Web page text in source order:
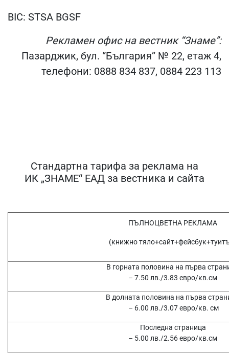
BIC: STSA BGSF
Рекламен офис на вестник “Знаме”:
Пазарджик, бул. “България” № 22, етаж 4,
телефони: 0888 834 837, 0884 223 113
Стандартна тарифа за реклама на
ИК „ЗНАМЕ“ ЕАД за вестника и сайта
ПЪЛНОЦВЕТНА РЕКЛАМА
(книжно
В горната половина на първа
– 7.50 лв./3.83 евро/кв.см
В долната половина на първа
– 6.00 лв./3.07 евро/кв. см
Последна страница
– 5.00 лв./2.56 евро/кв.см